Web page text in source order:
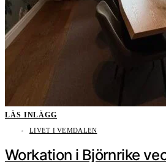
LÄS INLÄGG
LIVET I VEMDALEN
Workation i Björnrike